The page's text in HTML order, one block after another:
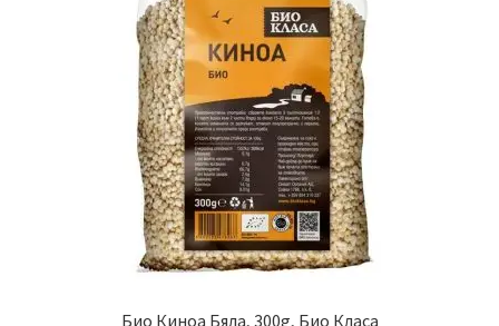
Био Киноа Бяла, 300g, Био Класа